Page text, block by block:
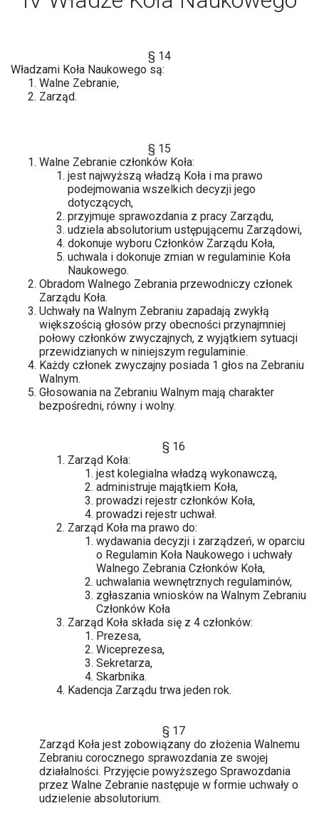
§ 14
Władzami Koła Naukowego są:
Walne Zebranie,
Zarząd.
§ 15
Walne Zebranie członków Koła:
jest najwyższą władzą Koła i ma prawo
podejmowania wszelkich decyzji jego
dotyczących,
przyjmuje sprawozdania z pracy Zarządu,
udziela absolutorium ustępującemu Zarządowi,
dokonuje wyboru Członków Zarządu Koła,
uchwala i dokonuje zmian w regulaminie Koła
Naukowego.
Obradom Walnego Zebrania przewodniczy członek
Zarządu Koła.
Uchwały na Walnym Zebraniu zapadają zwykłą
większością głosów przy obecności przynajmniej
połowy członków zwyczajnych, z wyjątkiem sytuacji
przewidzianych w niniejszym regulaminie.
Każdy członek zwyczajny posiada 1 głos na Zebraniu
Walnym.
Głosowania na Zebraniu Walnym mają charakter
bezpośredni, równy i wolny.
§ 16
Zarząd Koła:
jest kolegialna władzą wykonawczą,
administruje majątkiem Koła,
prowadzi rejestr członków Koła,
prowadzi rejestr uchwał.
Zarząd Koła ma prawo do:
wydawania decyzji i zarządzeń, w oparciu
o Regulamin Koła Naukowego i uchwały
Walnego Zebrania Członków Koła,
uchwalania wewnętrznych regulaminów,
zgłaszania wniosków na Walnym Zebraniu
Członków Koła
Zarząd Koła składa się z 4 członków:
Prezesa,
Wiceprezesa,
Sekretarza,
Skarbnika.
Kadencja Zarządu trwa jeden rok.
§ 17
Zarząd Koła jest zobowiązany do złożenia Walnemu
Zebraniu corocznego sprawozdania ze swojej
działalności. Przyjęcie powyższego Sprawozdania
przez Walne Zebranie następuje w formie uchwały o
udzielenie absolutorium.